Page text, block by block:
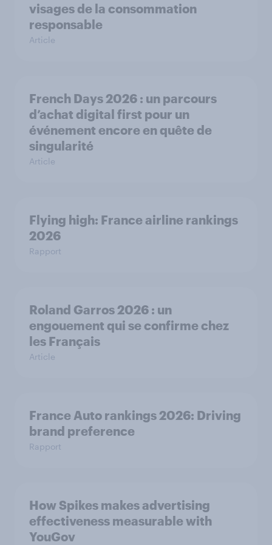
visages de la consommation
responsable
Article
French Days 2026 : un parcours
d’achat digital first pour un
événement encore en quête de
singularité
Article
Flying high: France airline rankings
2026
Rapport
Roland Garros 2026 : un
engouement qui se confirme chez
les Français
Article
France Auto rankings 2026: ​Driving
brand preference
Rapport
How Spikes makes advertising
effectiveness measurable with
YouGov